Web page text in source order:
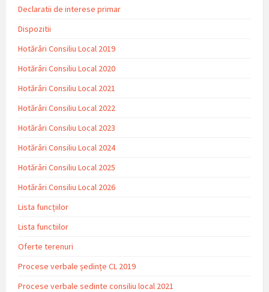
Declaratii de interese primar
Dispozitii
Hotărâri Consiliu Local 2019
Hotărâri Consiliu Local 2020
Hotărâri Consiliu Local 2021
Hotărâri Consiliu Local 2022
Hotărâri Consiliu Local 2023
Hotărâri Consiliu Local 2024
Hotărâri Consiliu Local 2025
Hotărâri Consiliu Local 2026
Lista funcțiilor
Lista functiilor
Oferte terenuri
Procese verbale ședințe CL 2019
Procese verbale sedinte consiliu local 2021